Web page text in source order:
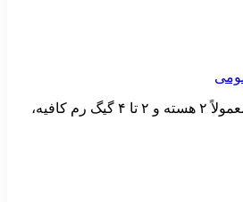
برای کارهای سبک معمولاً ۲ هسته و ۲ تا ۴ گیگ رم کافیه،